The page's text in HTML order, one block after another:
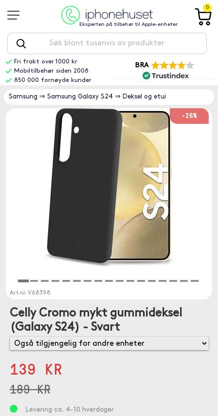
Eksperten på tilbehør til Apple-enheter
0
Fri frakt over 1000 kr
Mobiltilbehør siden 2008
850 000 fornøyde kunder
BRA
Samsung ⇒ Samsung Galaxy S24 ⇒ Deksel og etui
-26%
Art.nr. V68398
Celly Cromo mykt gummideksel
(Galaxy S24) - Svart
139 KR
189 KR
Levering ca. 4-10 hverdager